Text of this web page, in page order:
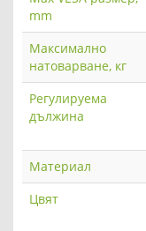
mm
Максимално
натоварване, кг
Регулируема
дължина
Материал
Цвят